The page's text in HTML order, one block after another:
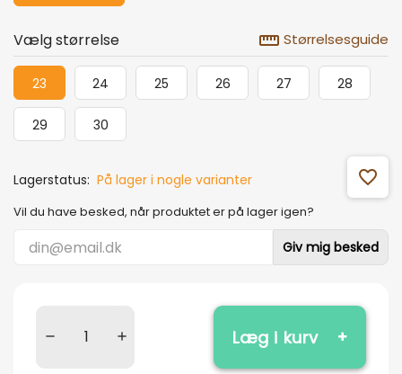
Vælg størrelse straighten Størrelsesguide
23 24 25 26 27 28
29 30
Lagerstatus: På lager i nogle varianter favorite_outline
Vil du have besked, når produktet er på lager igen?
Giv mig besked
Læg i kurv